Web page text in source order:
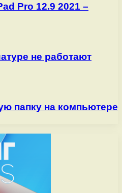
Pro 12.9 2021 –
не работают
папку на компьютере